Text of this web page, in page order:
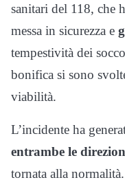
sanitari del 118, che
messa in sicurezza e
tempestività dei
bonifica si sono
viabilità.
L’incidente ha
entrambe le
tornata alla normalità.